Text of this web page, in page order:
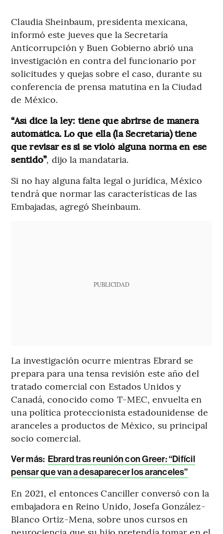
Claudia Sheinbaum, presidenta mexicana,
informó este jueves que la Secretaría
Anticorrupción y Buen Gobierno abrió una
investigación en contra del funcionario por
solicitudes y quejas sobre el caso, durante su
conferencia de prensa matutina en la Ciudad
de México.
“Así dice la ley: tiene que abrirse de manera
automática. Lo que ella (la Secretaría) tiene
que revisar es si se violó alguna norma en ese
sentido”, dijo la mandataria.
Si no hay alguna falta legal o jurídica, México
tendrá que normar las características de las
Embajadas, agregó Sheinbaum.
PUBLICIDAD
La investigación ocurre mientras Ebrard se
prepara para una tensa revisión este año del
tratado comercial con Estados Unidos y
Canadá, conocido como T-MEC, envuelta en
una política proteccionista estadounidense de
aranceles a productos de México, su principal
socio comercial.
Ver más: Ebrard tras reunión con Greer: “Difícil
pensar que van a desaparecer los aranceles”
En 2021, el entonces Canciller conversó con la
embajadora en Reino Unido, Josefa González-
Blanco Ortiz-Mena, sobre unos cursos en